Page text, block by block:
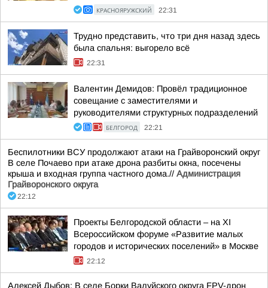
КРАСНОЯРУЖСКИЙ 22:31
Трудно представить, что три дня назад здесь
была спальня: выгорело всё
22:31
Валентин Демидов: Провёл традиционное
совещание с заместителями и
руководителями структурных подразделений
БЕЛГОРОД 22:21
Беспилотники ВСУ продолжают атаки на Грайворонский округ
В селе Почаево при атаке дрона разбиты окна, посечены
крыша и входная группа частного дома.// Администрация
Грайворонского округа
22:12
Проекты Белгородской области – на XI
Всероссийском форуме «Развитие малых
городов и исторических поселений» в Москве
22:12
Алексей Дыбов: В селе Борки Валуйского округа FPV-дрон